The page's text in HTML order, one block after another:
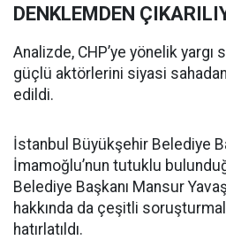
DENKLEMDEN
Analizde, CHP’ye yönelik
güçlü aktörlerini siyasi sahadan
edildi.
İstanbul Büyükşehir Belediye
İmamoğlu’nun tutuklu
Belediye Başkanı Mansur
hakkında da çeşitli
hatırlatıldı.